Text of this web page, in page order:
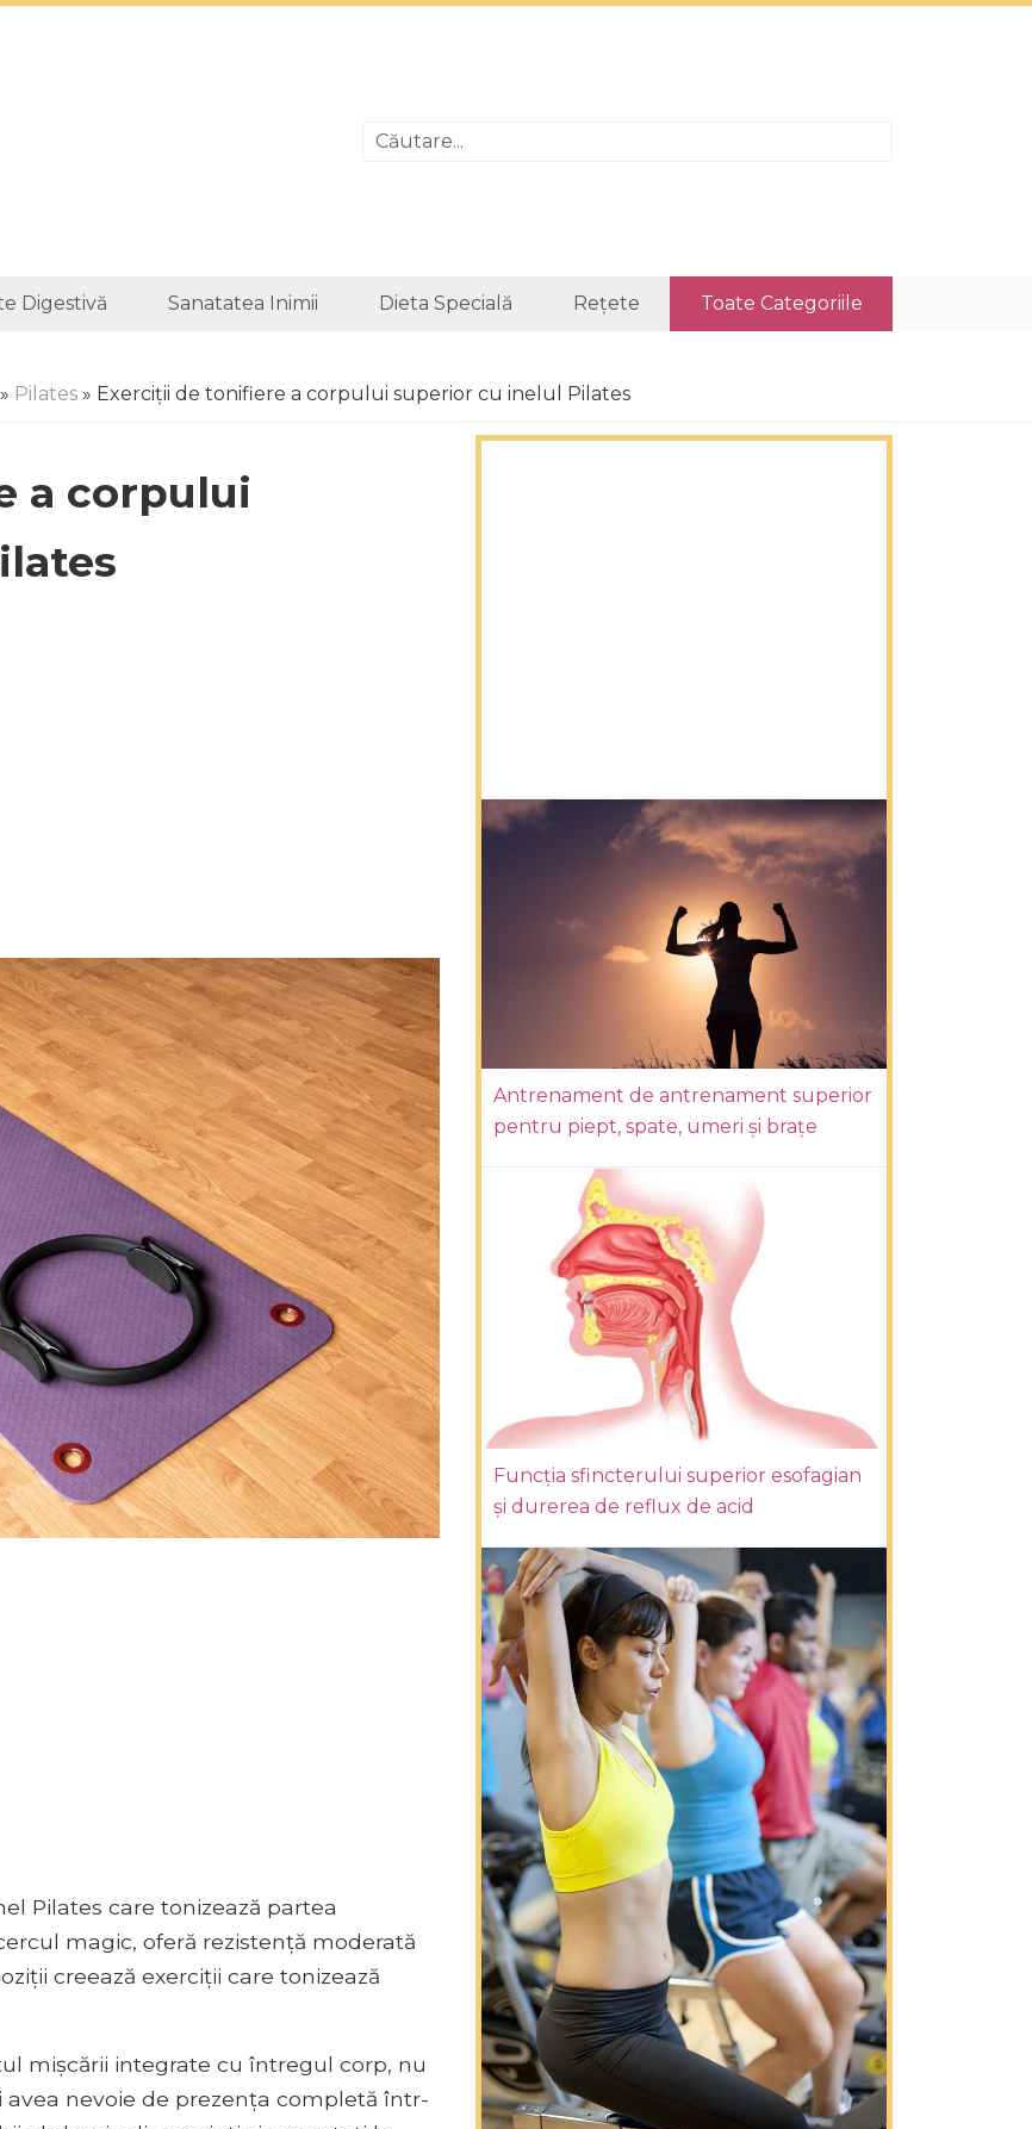
Digestivă Sanatatea Inimii Dieta Specială Rețete Toate Categoriile
» Pilates » Exerciții de tonifiere a corpului superior cu inelul Pilates
a corpului
Pilates care tonizează partea
magic, oferă rezistență moderată
creează exerciții care tonizează
mișcării integrate cu întregul corp, nu
nevoie de prezența completă într-
Antrenament de antrenament superior
pentru piept, spate, umeri și brațe
Funcția sfincterului superior esofagian
și durerea de reflux de acid